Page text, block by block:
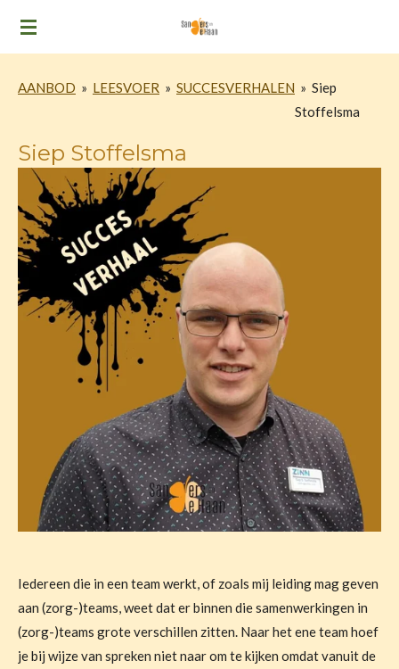
Ga
deAANBOD » LEESVOER » SUCCESVERHALEN » Siep
Stoffelsma
Siep Stoffelsma
Iedereen die in een team werkt, of zoals mij leiding mag geven
aan (zorg-)teams, weet dat er binnen die samenwerkingen in
(zorg-)teams grote verschillen zitten. Naar het ene team hoef
je bij wijze van spreken niet naar om te kijken omdat vanuit de